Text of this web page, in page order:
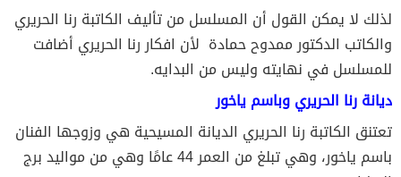
لذلك لا يمكن القول أن المسلسل من تأليف الكاتبة رنا الحريري
والكاتب الدكتور ممدوح حمادة لأن افكار رنا الحريري أضافت
للمسلسل في نهايته وليس من البدايه.
ديانة رنا الحريري وباسم ياخور
تعتنق الكاتبة رنا الحريري الديانة المسيحية هي وزوجها الفنان
باسم ياخور، وهي تبلغ من العمر 44 عامًا وهي من مواليد برج